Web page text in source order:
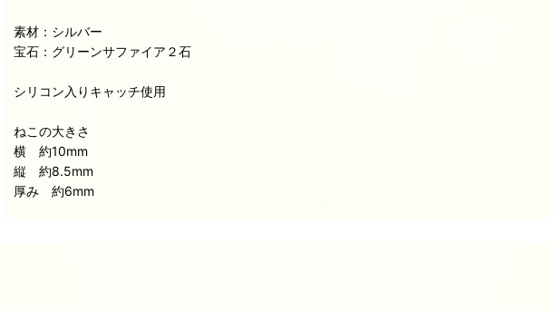
素材：シルバー
宝石：グリーンサファイア２石
シリコン入りキャッチ使用
ねこの大きさ
横 約10mm
縦 約8.5mm
厚み 約6mm